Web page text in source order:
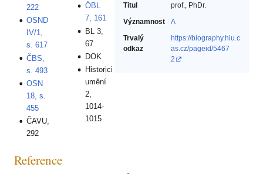
Titul
prof., PhDr.
Významnost
A
Trvalý
odkaz
https://biography.hiu.c
as.cz/pageid/5467
2
222
OSND
IV/1,
s. 617
ČBS,
s. 493
OSN
18, s.
455
ČAVU,
292
ÖBL
7, 161
BL 3,
67
DOK
Historici
umění
2,
1014-
1015
Reference